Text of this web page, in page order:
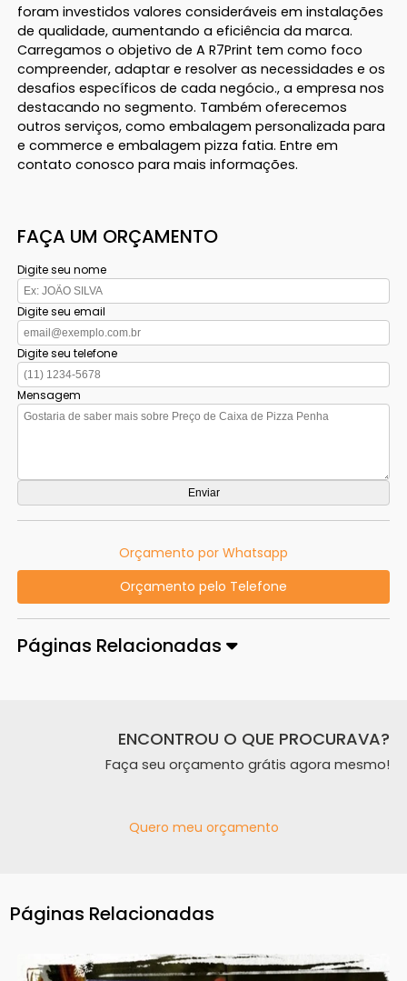
foram investidos valores consideráveis em instalações
de qualidade, aumentando a eficiência da marca.
Carregamos o objetivo de A R7Print tem como foco
compreender, adaptar e resolver as necessidades e os
desafios específicos de cada negócio., a empresa nos
destacando no segmento. Também oferecemos
outros serviços, como embalagem personalizada para
e commerce e embalagem pizza fatia. Entre em
contato conosco para mais informações.
FAÇA UM ORÇAMENTO
Digite seu nome
Digite seu email
Digite seu telefone
Mensagem
Orçamento por Whatsapp
Orçamento pelo Telefone
Páginas Relacionadas
ENCONTROU O QUE PROCURAVA?
Faça seu orçamento grátis agora mesmo!
Quero meu orçamento
Páginas Relacionadas